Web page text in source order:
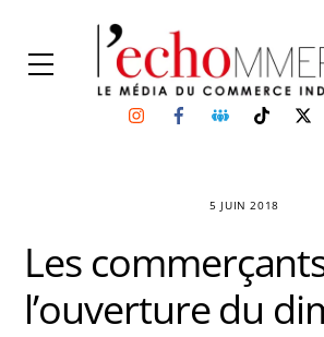
content
Menu
InstagramFacebookGroupe
Facebook
5 JUIN 2018
Les
l’ouverture du